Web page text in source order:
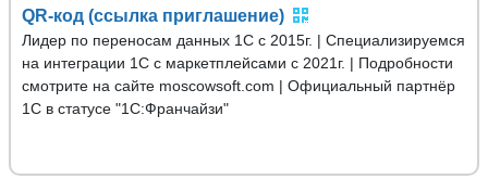
QR-код (ссылка приглашение)
Лидер по переносам данных 1С с 2015г. | Специализируемся
на интеграции 1С с маркетплейсами с 2021г. | Подробности
смотрите на сайте moscowsoft.com | Официальный партнёр
1С в статусе "1С:Франчайзи"